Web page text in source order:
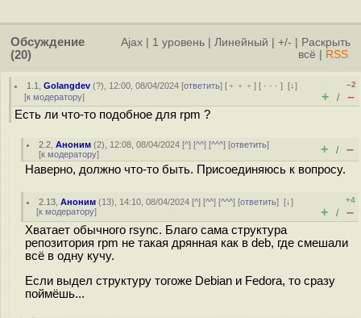
Обсуждение
(20)
Ajax 1 уровень Линейный +/-
Раскрыть
всё
RSS
1.1 ,Golangdev (?), 12:00, 08/04/2024 [ответить] [ ﹢﹢﹢] [ · · ·][↓]
[к модератору]
–2
+ / –
Есть ли что-то подобное для rpm ?
2.2 ,Аноним (2), 12:08, 08/04/2024 [^] [^^] [^^^] [ответить]
[к модератору] + / –
Наверно, должно что-то быть. Присоединяюсь к вопросу.
2.13 ,Аноним (13), 14:10, 08/04/2024 [^] [^^] [^^^] [ответить][↓]
[к модератору]
+4
+ / –
Хватает обычного rsync. Благо сама структура
репозитория rpm не такая дрянная как в deb, где смешали
всё в одну кучу.
Если выдел структуру тогоже Debian и Fedora, то сразу
поймёшь...